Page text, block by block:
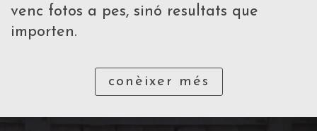
venc fotos a pes, sinó resultats que
importen.
conèixer més